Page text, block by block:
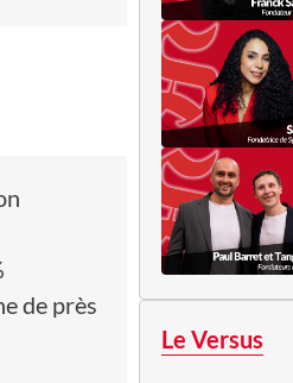
de près
Le Versus